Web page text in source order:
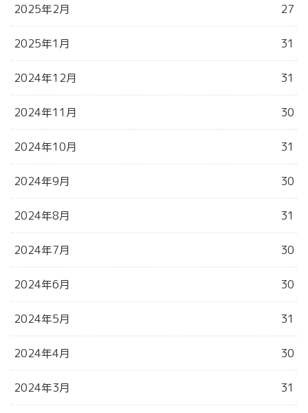
2025年2月 27
2025年1月 31
2024年12月 31
2024年11月 30
2024年10月 31
2024年9月 30
2024年8月 31
2024年7月 30
2024年6月 30
2024年5月 31
2024年4月 30
2024年3月 31